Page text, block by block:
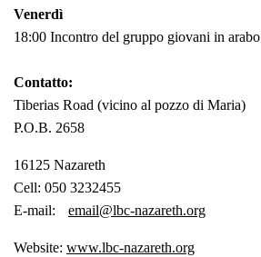
Venerdì
18:00 Incontro del gruppo giovani in arabo
Contatto:
Tiberias Road (vicino al pozzo di Maria)
P.O.B. 2658
16125 Nazareth
Cell: 050 3232455
E-mail:
email@lbc-nazareth.org
Website: www.lbc-nazareth.org